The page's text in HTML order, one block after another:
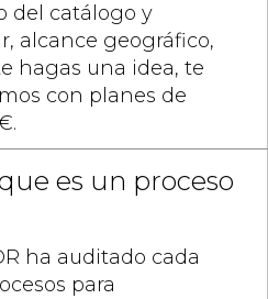
del catálogo y
alcance geográfico,
hagas una idea, te
con planes de
es un proceso
ha auditado cada
para